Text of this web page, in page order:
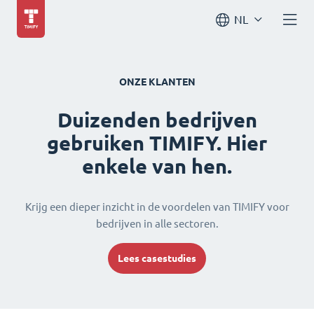
NL
ONZE KLANTEN
Duizenden bedrijven
gebruiken TIMIFY. Hier
enkele van hen.
Krijg een dieper inzicht in de voordelen van TIMIFY voor
bedrijven in alle sectoren.
Lees casestudies